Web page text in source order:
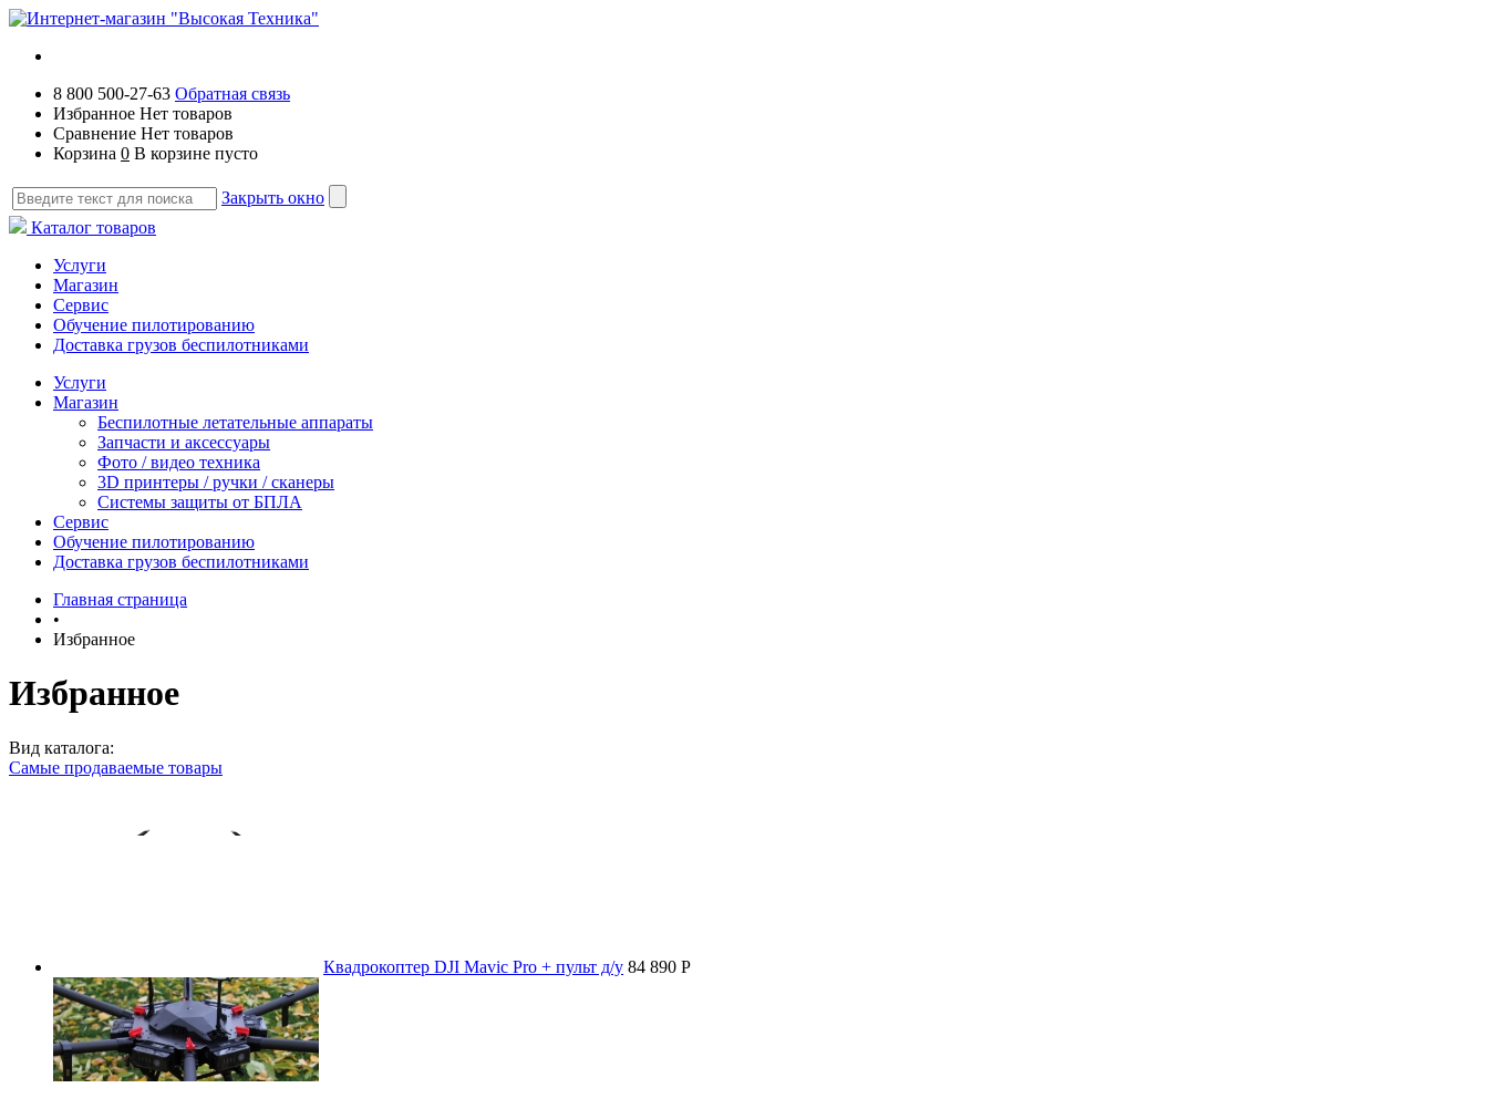
8 800 500-27-63 Обратная связь
Избранное Нет товаров
Сравнение Нет товаров
Корзина 0 В корзине пусто
Закрыть окно
Каталог товаров
Услуги
Магазин
Сервис
Обучение пилотированию
Доставка грузов беспилотниками
Услуги
Магазин
Беспилотные летательные аппараты
Запчасти и аксессуары
Фото / видео техника
3D принтеры / ручки / сканеры
Системы защиты от БПЛА
Сервис
Обучение пилотированию
Доставка грузов беспилотниками
Главная страница
•
Избранное
Избранное
Вид каталога:
Самые продаваемые товары
Квадрокоптер DJI Mavic Pro + пульт д/у 84 890 P